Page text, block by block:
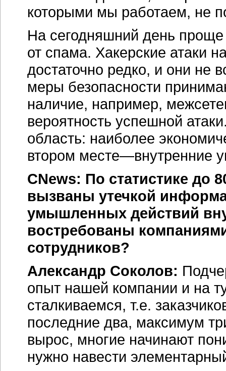
которыми мы работаем, не
На сегодняшний день проще
от спама. Хакерские атаки
достаточно редко, и они не
меры безопасности
наличие, например,
вероятность успешной
область: наиболее
втором месте—внутренние
CNews: По статистике до
вызваны утечкой
умышленных действий
востребованы
сотрудников?
Александр Соколов:
опыт нашей компании и на
сталкиваемся, т.е.
последние два, максимум
вырос, многие начинают
нужно навести